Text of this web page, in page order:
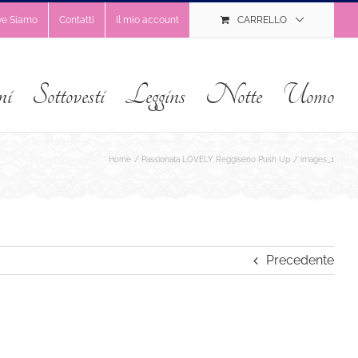
Siamo Contatti Il mio account CARRELLO
Sottovesti Leggins Notte Uomo
Home Passionata LOVELY Reggiseno Push Up images_1
Precedente